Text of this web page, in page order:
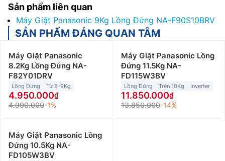
Sản phẩm liên quan
Máy Giặt Panasonic 9Kg Lồng Đứng NA-F90S10BRV
SẢN PHẨM ĐÁNG QUAN TÂM
Máy Giặt Panasonic
8.2Kg Lồng Đứng NA-
F82Y01DRV
Lồng Đứng Từ 8-9Kg
4.950.000
4.990.000-1%
Máy Giặt Panasonic Lồng
Đứng 11.5Kg NA-
FD115W3BV
Lồng Đứng Trên 10Kg Inverter
11.850.000
13.850.000-14%
Máy Giặt Panasonic Lồng
Đứng 10.5Kg NA-
FD105W3BV